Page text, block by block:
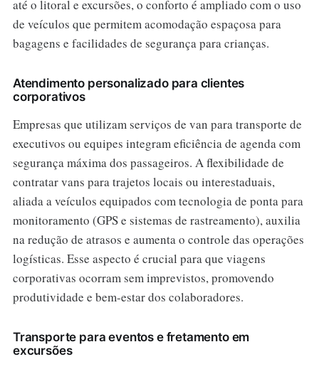
até o litoral e excursões, o conforto é ampliado com o uso
de veículos que permitem acomodação espaçosa para
bagagens e facilidades de segurança para crianças.
Atendimento personalizado para clientes
corporativos
Empresas que utilizam serviços de van para transporte de
executivos ou equipes integram eficiência de agenda com
segurança máxima dos passageiros. A flexibilidade de
contratar vans para trajetos locais ou interestaduais,
aliada a veículos equipados com tecnologia de ponta para
monitoramento (GPS e sistemas de rastreamento), auxilia
na redução de atrasos e aumenta o controle das operações
logísticas. Esse aspecto é crucial para que viagens
corporativas ocorram sem imprevistos, promovendo
produtividade e bem-estar dos colaboradores.
Transporte para eventos e fretamento em
excursões